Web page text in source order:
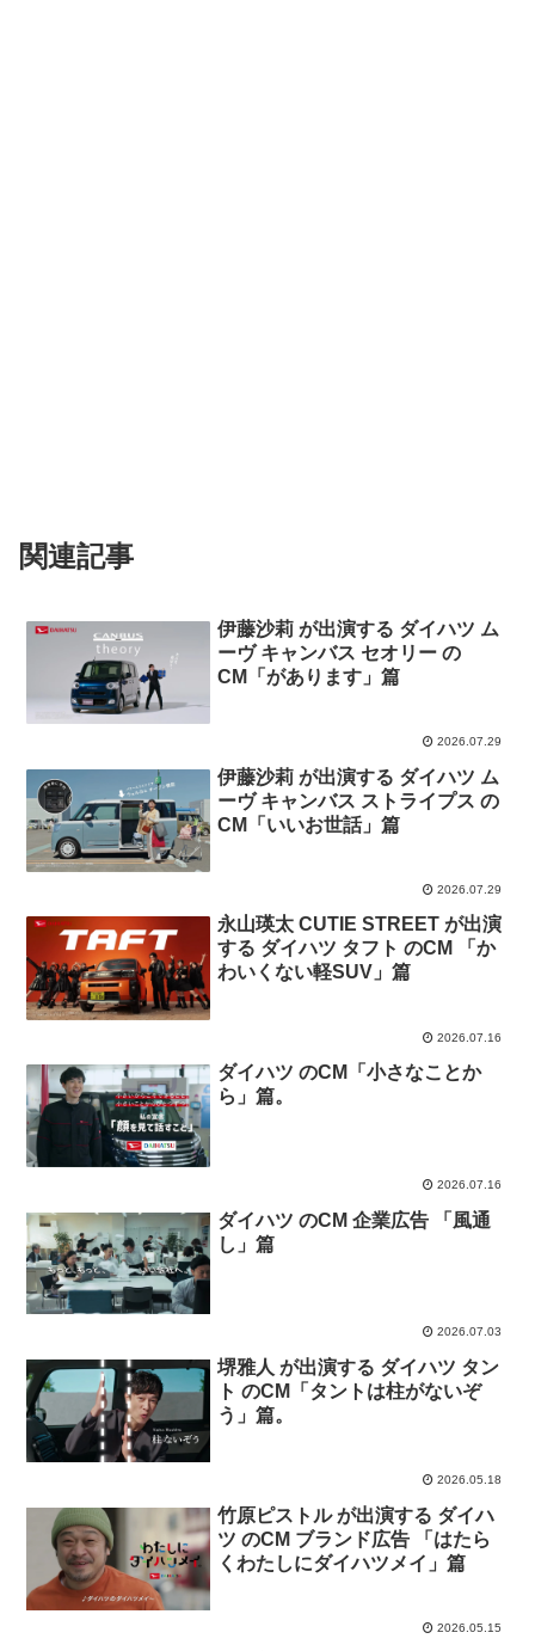
関連記事
伊藤沙莉 が出演する ダイハツ ム
ーヴ キャンバス セオリー の
CM「があります」篇
2026.07.29
伊藤沙莉 が出演する ダイハツ ム
ーヴ キャンバス ストライプス の
CM「いいお世話」篇
2026.07.29
永山瑛太 CUTIE STREET が出演
する ダイハツ タフト のCM 「か
わいくない軽SUV」篇
2026.07.16
ダイハツ のCM「小さなことか
ら」篇。
2026.07.16
ダイハツ のCM 企業広告 「風通
し」篇
2026.07.03
堺雅人 が出演する ダイハツ タン
ト のCM「タントは柱がないぞ
う」篇。
2026.05.18
竹原ピストル が出演する ダイハ
ツ のCM ブランド広告 「はたら
くわたしにダイハツメイ」篇
2026.05.15